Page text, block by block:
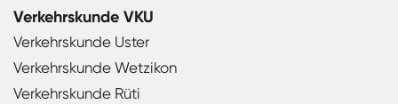
Verkehrskunde VKU
Verkehrskunde Uster
Verkehrskunde Wetzikon
Verkehrskunde Rüti